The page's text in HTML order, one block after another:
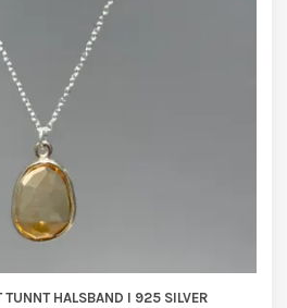
TUNNT HALSBAND I 925 SILVER